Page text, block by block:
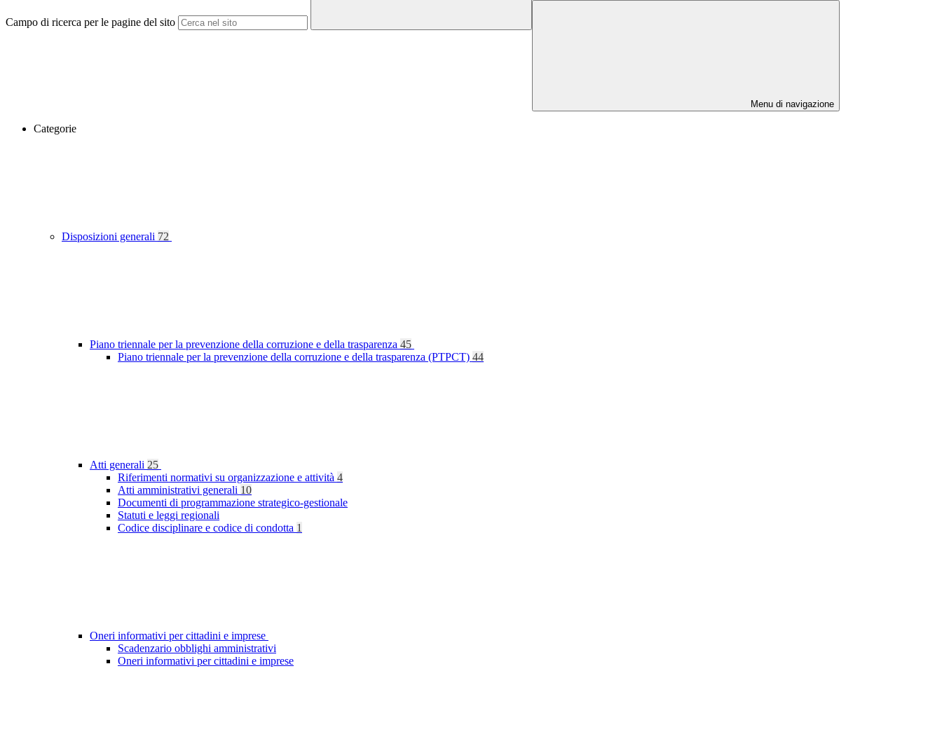
Campo di ricerca per le pagine del sito
Menu di navigazione
Categorie
Disposizioni generali 72
Piano triennale per la prevenzione della corruzione e della trasparenza 45
Piano triennale per la prevenzione della corruzione e della trasparenza (PTPCT) 44
Atti generali 25
Riferimenti normativi su organizzazione e attività 4
Atti amministrativi generali 10
Documenti di programmazione strategico-gestionale
Statuti e leggi regionali
Codice disciplinare e codice di condotta 1
Oneri informativi per cittadini e imprese
Scadenzario obblighi amministrativi
Oneri informativi per cittadini e imprese